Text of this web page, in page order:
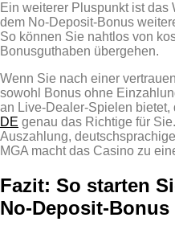
Ein weiterer Pluspunkt ist das
dem No‑Deposit‑Bonus
So können Sie nahtlos von
Bonusguthaben übergehen.
Wenn Sie nach einer
sowohl Bonus ohne
an Live‑Dealer‑Spielen bietet,
DE genau das Richtige für
Auszahlung,
MGA macht das Casino zu
Fazit: So starten
No‑Deposit‑Bonus